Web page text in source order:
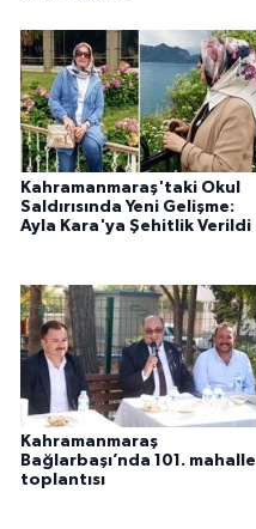
Kahramanmaraş'taki Okul
Saldırısında Yeni Gelişme:
Ayla Kara'ya Şehitlik Verildi
Kahramanmaraş
Bağlarbaşı’nda 101. mahalle
toplantısı